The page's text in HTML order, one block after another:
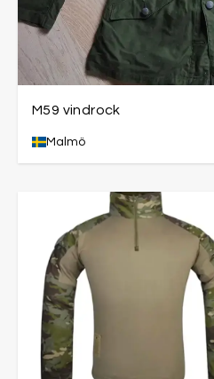
M59 vindrock
Malmö